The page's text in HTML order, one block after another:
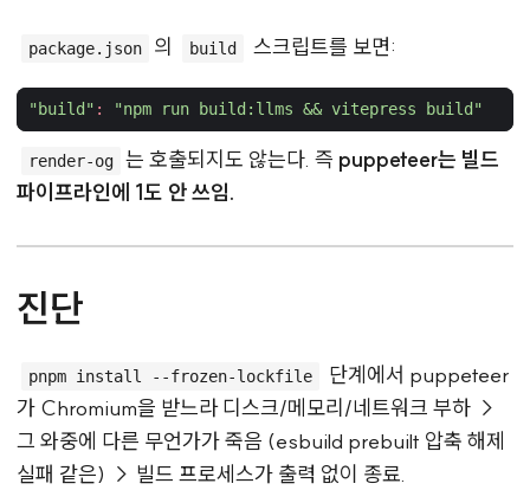
package.json 의 build 스크립트를 보면:
"build" : "npm run build:llms && vitepress build"
render-og 는 호출되지도 않는다. 즉 puppeteer는 빌드
파이프라인에 1도 안 쓰임.
진단
pnpm install --frozen-lockfile
단계에서 puppeteer
가 Chromium을 받느라 디스크/메모리/네트워크 부하 →
그 와중에 다른 무언가가 죽음 (esbuild prebuilt 압축 해제
실패 같은) → 빌드 프로세스가 출력 없이 종료.